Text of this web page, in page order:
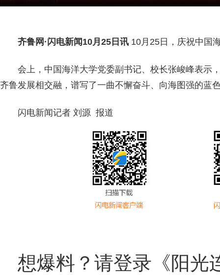
齐鲁网 ·闪电新闻10月25日讯 10月25日，庆祝中国
会上，中国海洋大学党委副书记、校长张峻峰表示
齐鲁发展相交融，谱写了一曲不懈奋斗、向海图强的蓝
闪电新闻记者 刘源 报道
想爆料？请登录《阳光